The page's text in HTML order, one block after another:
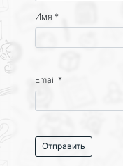
Имя *
Email *